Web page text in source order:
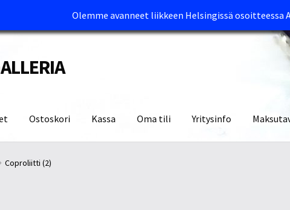
Olemme avanneet liikkeen Helsingissä osoitteessa
Ostoskori Kassa Oma tili Yritysinfo
ja Tärkeää tietää
Coproliitti (2)